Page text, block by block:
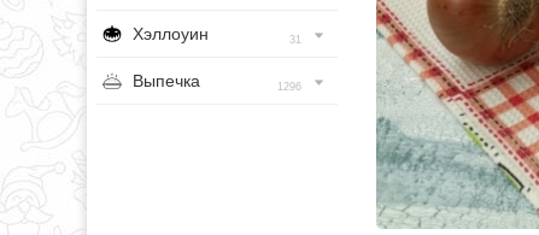
Хэллоуин 31
Выпечка 1296